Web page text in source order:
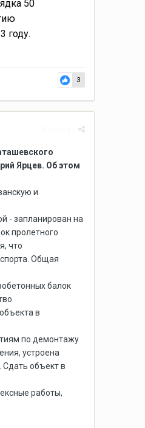
50
году.
3
Ярцев. Об этом
и
- запланирован на
пролетного
что
Общая
балок
в
по демонтажу
устроена
Сдать объект в
работы,